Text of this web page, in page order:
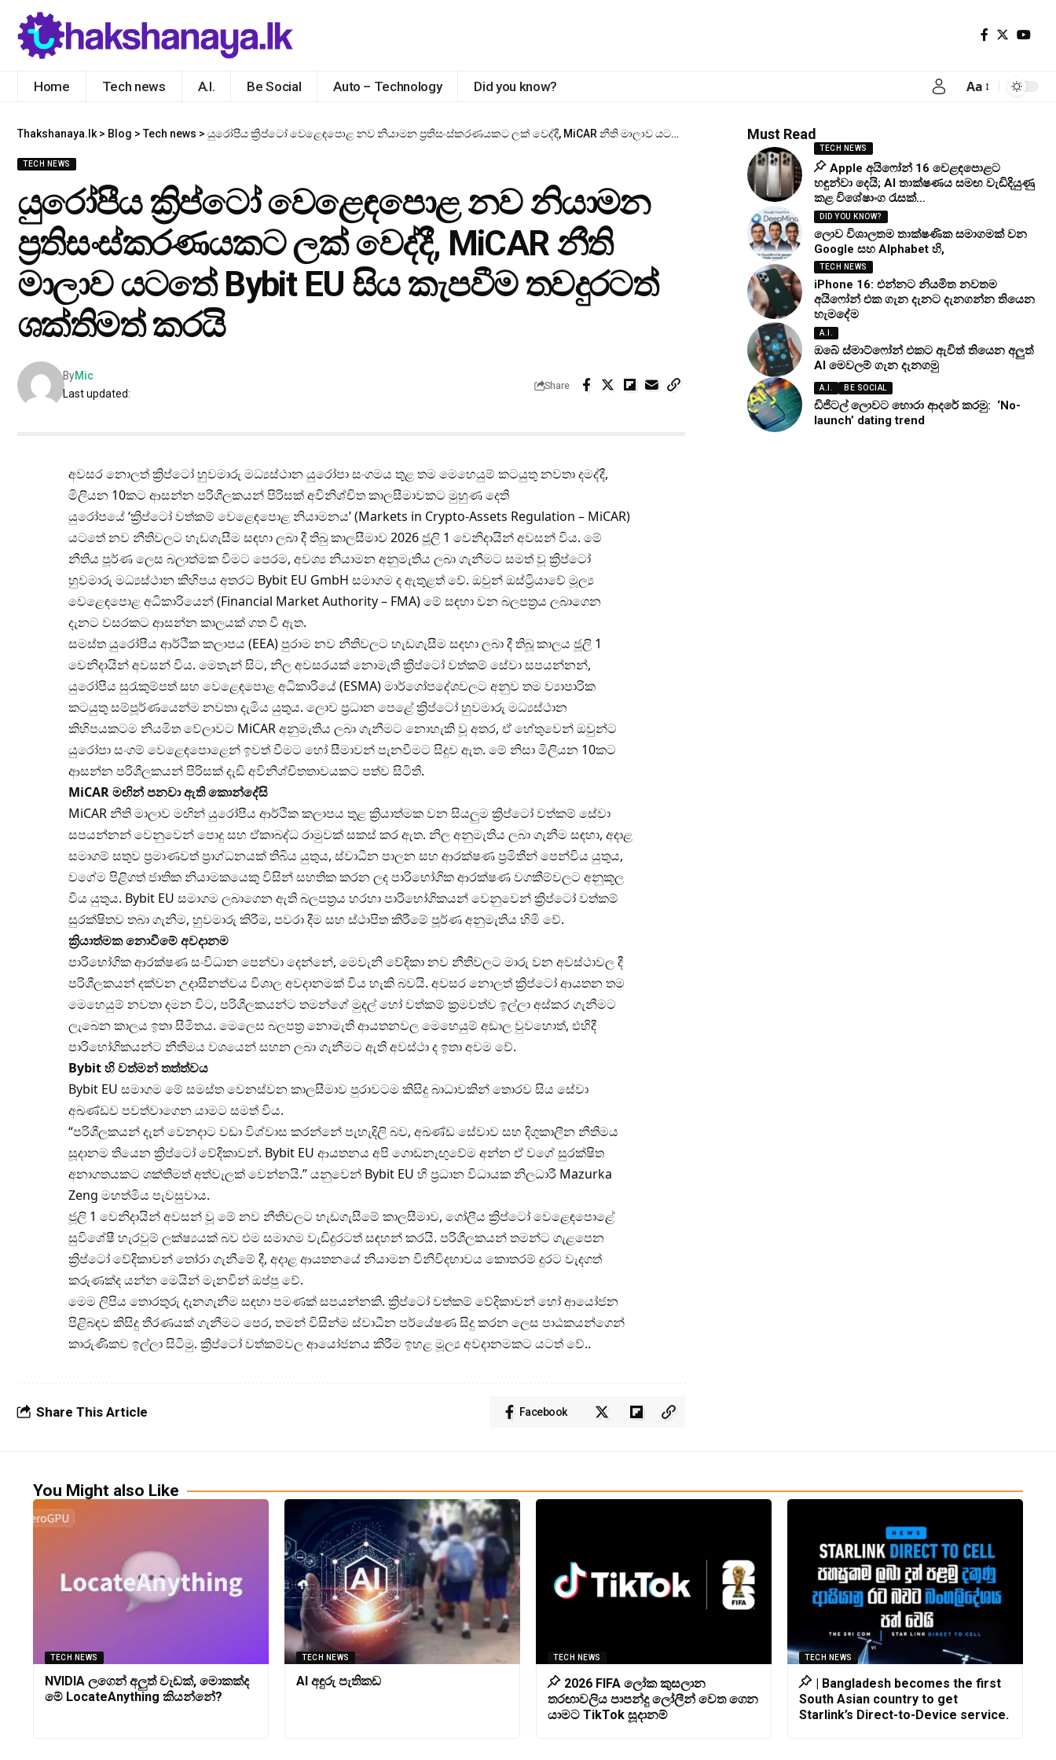
Home Tech news A.I. Be Social Auto – Technology Did you know? Aa
Thakshanaya.lk > Blog > Tech news > යුරෝපීය ක්‍රිප්ටෝ වෙළෙඳපොළ නව නියාමන ප්‍රතිසංස්කරණයකට ලක් වෙද්දී, MiCAR නීති මාලාව යටතේ Bybit EU සිය කැපවීම තවදුරටත් ශක්තිමත් කරයි
TECH NEWS
යුරෝපීය ක්‍රිප්ටෝ වෙළෙඳපොළ නව නියාමන
ප්‍රතිසංස්කරණයකට ලක් වෙද්දී, MiCAR නීති
මාලාව යටතේ Bybit EU සිය කැපවීම තවදුරටත්
ශක්තිමත් කරයි
Last updated:
ByMic
Share
අවසර නොලත් ක්‍රිප්ටෝ හුවමාරු මධ්‍යස්ථාන යුරෝපා සංගමය තුළ තම මෙහෙයුම් කටයුතු නවතා දමද්දී,
මිලියන 10කට ආසන්න පරිශීලකයන් පිරිසක් අවිනිශ්චිත කාලසීමාවකට මුහුණ දෙති
යුරෝපයේ ‘ක්‍රිප්ටෝ වත්කම් වෙළෙඳපොළ නියාමනය’ (Markets in Crypto-Assets Regulation – MiCAR)
යටතේ නව නීතිවලට හැඩගැසීම සඳහා ලබා දී තිබු කාලසීමාව 2026 ජූලි 1 වෙනිදායින් අවසන් විය. මේ
නීතිය පූර්ණ ලෙස බලාත්මක වීමට පෙරම, අවශ්‍ය නියාමන අනුමැතිය ලබා ගැනීමට සමත් වූ ක්‍රිප්ටෝ
හුවමාරු මධ්‍යස්ථාන කිහිපය අතරට Bybit EU GmbH සමාගම ද ඇතුළත් වේ. ඔවුන් ඔස්ට්‍රියාවේ මූල්‍ය
වෙළෙඳපොළ අධිකාරියෙන් (Financial Market Authority – FMA) මේ සඳහා වන බලපත්‍රය ලබාගෙන
දැනට වසරකට ආසන්න කාලයක් ගත වී ඇත.
සමස්ත යුරෝපීය ආර්ථික කලාපය (EEA) පුරාම නව නීතිවලට හැඩගැසීම සඳහා ලබා දී තිබූ කාලය ජූලි 1
වෙනිදායින් අවසන් විය. මෙතැන් සිට, නිල අවසරයක් නොමැති ක්‍රිප්ටෝ වත්කම් සේවා සපයන්නන්,
යුරෝපීය සුරැකුම්පත් සහ වෙළෙඳපොළ අධිකාරියේ (ESMA) මාර්ගෝපදේශවලට අනුව තම ව්‍යාපාරික
කටයුතු සම්පූර්ණයෙන්ම නවතා දැමිය යුතුය. ලොව ප්‍රධාන පෙළේ ක්‍රිප්ටෝ හුවමාරු මධ්‍යස්ථාන
කිහිපයකටම නියමිත වේලාවට MiCAR අනුමැතිය ලබා ගැනීමට නොහැකි වූ අතර, ඒ හේතුවෙන් ඔවුන්ට
යුරෝපා සංගම් වෙළෙඳපොළෙන් ඉවත් වීමට හෝ සීමාවන් පැනවීමට සිදුව ඇත. මේ නිසා මිලියන 10කට
ආසන්න පරිශීලකයන් පිරිසක් දැඩි අවිනිශ්චිතතාවයකට පත්ව සිටිති.
MiCARමඟින් පනවා ඇති කොන්දේසි
MiCAR නීති මාලාව මඟින් යුරෝපීය ආර්ථික කලාපය තුළ ක්‍රියාත්මක වන සියලුම ක්‍රිප්ටෝ වත්කම් සේවා
සපයන්නන් වෙනුවෙන් පොදු සහ ඒකාබද්ධ රාමුවක් සකස් කර ඇත. නිල අනුමැතිය ලබා ගැනීම සඳහා, අදාළ
සමාගම් සතුව ප්‍රමාණවත් ප්‍රාග්ධනයක් තිබිය යුතුය, ස්වාධීන පාලන සහ ආරක්ෂණ ප්‍රමිතීන් පෙන්විය යුතුය,
වගේම පිළිගත් ජාතික නියාමකයෙකු විසින් සහතික කරන ලද පාරිභෝගික ආරක්ෂණ වගකීම්වලට අනුකූල
විය යුතුය. Bybit EU සමාගම ලබාගෙන ඇති බලපත්‍රය හරහා පාරිභෝගිකයන් වෙනුවෙන් ක්‍රිප්ටෝ වත්කම්
සුරක්ෂිතව තබා ගැනීම, හුවමාරු කිරීම, පවරා දීම සහ ස්ථාපිත කිරීමේ පූර්ණ අනුමැතිය හිමි වේ.
ක්‍රියාත්මක නොවීමේ අවදානම
පාරිභෝගික ආරක්ෂණ සංවිධාන පෙන්වා දෙන්නේ, මෙවැනි වේදිකා නව නීතිවලට මාරු වන අවස්ථාවල දී
පරිශීලකයන් දක්වන උදාසීනත්වය විශාල අවදානමක් විය හැකි බවයි. අවසර නොලත් ක්‍රිප්ටෝ ආයතන තම
මෙහෙයුම් නවතා දමන විට, පරිශීලකයන්ට තමන්ගේ මුදල් හෝ වත්කම් ක්‍රමවත්ව ඉල්ලා අස්කර ගැනීමට
ලැබෙන කාලය ඉතා සීමිතය. මෙලෙස බලපත්‍ර නොමැති ආයතනවල මෙහෙයුම් අඩාල වුවහොත්, එහිදී
පාරිභෝගිකයන්ට නීතිමය වශයෙන් සහන ලබා ගැනීමට ඇති අවස්ථා ද ඉතා අවම වේ.
Bybitහි වත්මන් තත්ත්වය
Bybit EU සමාගම මේ සමස්ත වෙනස්වන කාලසීමාව පුරාවටම කිසිදු බාධාවකින් තොරව සිය සේවා
අඛණ්ඩව පවත්වාගෙන යාමට සමත් විය.
“පරිශීලකයන් දැන් වෙනදාට වඩා විශ්වාස කරන්නේ පැහැදිලි බව, අඛණ්ඩ සේවාව සහ දිගුකාලීන නීතිමය
සූදානම තියෙන ක්‍රිප්ටෝ වේදිකාවන්. Bybit EU ආයතනය අපි ගොඩනැඟුවේම අන්න ඒ වගේ සුරක්ෂිත
අනාගතයකට ශක්තිමත් අත්වැලක් වෙන්නයි.” යනුවෙන් Bybit EU හි ප්‍රධාන විධායක නිලධාරී Mazurka
Zeng මහත්මිය පැවසුවාය.
ජූලි 1 වෙනිදායින් අවසන් වූ මේ නව නීතිවලට හැඩගැසීමේ කාලසීමාව, ගෝලීය ක්‍රිප්ටෝ වෙළෙඳපොළේ
සුවිශේෂී හැරවුම් ලක්ෂ්‍යයක් බව එම සමාගම වැඩිදුරටත් සඳහන් කරයි. පරිශීලකයන් තමන්ට ගැළපෙන
ක්‍රිප්ටෝ වේදිකාවන් තෝරා ගැනීමේ දී, අදාළ ආයතනයේ නියාමන විනිවිදභාවය කොතරම් දුරට වැදගත්
කරුණක්ද යන්න මෙයින් මැනවින් ඔප්පු වේ.
මෙම ලිපිය තොරතුරු දැනගැනීම සඳහා පමණක් සපයන්නකි. ක්‍රිප්ටෝ වත්කම් වේදිකාවන් හෝ ආයෝජන
පිළිබඳව කිසිදු තීරණයක් ගැනීමට පෙර, තමන් විසින්ම ස්වාධීන පර්යේෂණ සිදු කරන ලෙස පාඨකයන්ගෙන්
කාරුණිකව ඉල්ලා සිටිමු. ක්‍රිප්ටෝ වත්කම්වල ආයෝජනය කිරීම ඉහළ මූල්‍ය අවදානමකට යටත් වේ..
Share This Article Facebook
Must Read
TECH NEWS
Apple අයිෆෝන් 16 වෙළඳපොළට
හඳුන්වා දෙයි; AI තාක්ෂණය සමඟ වැඩිදියුණු
කළ විශේෂාංග රැසක්…
DID YOU KNOW?
ලොව විශාලතම තාක්ෂණික සමාගමක් වන
Google සහ Alphabet හි,
TECH NEWS
iPhone 16: එන්නට නියමිත නවතම
අයිෆෝන් එක ගැන දැනට දැනගන්න තියෙන
හැමදේම
A.I.
ඔබේ ස්මාට්ෆෝන් එකට ඇවිත් තියෙන අලුත්
AI මෙවලම් ගැන දැනගමු
A.I. BE SOCIAL
ඩිජිටල් ලොවට හොරා ආදරේ කරමු: ‘No-
launch’ dating trend
You Might also Like
TECH NEWS
NVIDIA ලගෙන් අලුත් වැඩක්, මොකක්ද
මේ LocateAnything කියන්නේ?
TECH NEWS
AI අඳුරු පැතිකඩ
TECH NEWS
2026 FIFA ලෝක කුසලාන
තරඟාවලිය පාපන්දු ලෝලීන් වෙත ගෙන
යාමට TikTok සූදානම්
TECH NEWS
| Bangladesh becomes the first
South Asian country to get
Starlink’s Direct-to-Device service.